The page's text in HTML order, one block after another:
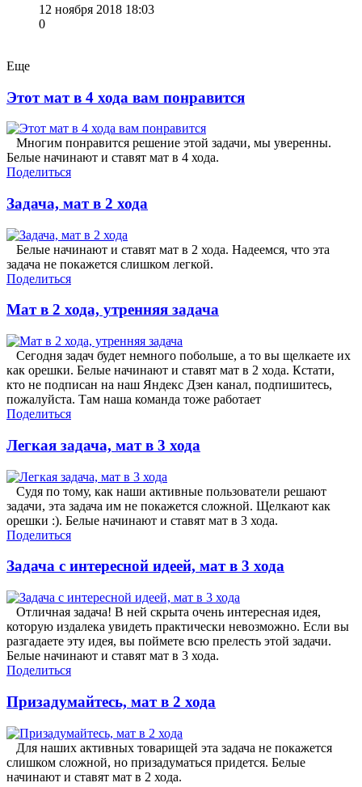
12 ноября 2018 18:03
0
Еще
Этот мат в 4 хода вам понравится
Многим понравится решение этой задачи, мы уверенны.
Белые начинают и ставят мат в 4 хода.
Поделиться
Задача, мат в 2 хода
Белые начинают и ставят мат в 2 хода. Надеемся, что эта
задача не покажется слишком легкой.
Поделиться
Мат в 2 хода, утренняя задача
Сегодня задач будет немного побольше, а то вы щелкаете их
как орешки. Белые начинают и ставят мат в 2 хода. Кстати,
кто не подписан на наш Яндекс Дзен канал, подпишитесь,
пожалуйста. Там наша команда тоже работает
Поделиться
Легкая задача, мат в 3 хода
Судя по тому, как наши активные пользователи решают
задачи, эта задача им не покажется сложной. Щелкают как
орешки :). Белые начинают и ставят мат в 3 хода.
Поделиться
Задача с интересной идеей, мат в 3 хода
Отличная задача! В ней скрыта очень интересная идея,
которую издалека увидеть практически невозможно. Если вы
разгадаете эту идея, вы поймете всю прелесть этой задачи.
Белые начинают и ставят мат в 3 хода.
Поделиться
Призадумайтесь, мат в 2 хода
Для наших активных товарищей эта задача не покажется
слишком сложной, но призадуматься придется. Белые
начинают и ставят мат в 2 хода.